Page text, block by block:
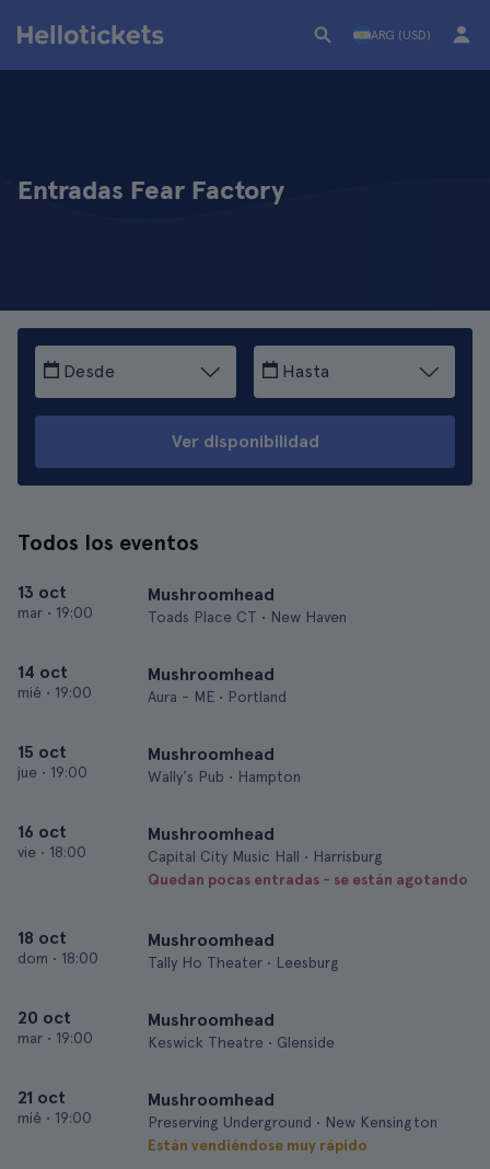
ARG (USD)
Entradas Fear Factory
Desde Hasta
Ver disponibilidad
Todos los eventos
13 oct
mar • 19:00
Mushroomhead
Toads Place CT • New Haven
14 oct
mié • 19:00
Mushroomhead
Aura - ME • Portland
15 oct
jue • 19:00
Mushroomhead
Wally's Pub • Hampton
16 oct
vie • 18:00
Mushroomhead
Capital City Music Hall • Harrisburg
Quedan pocas entradas - se están agotando
18 oct
dom • 18:00
Mushroomhead
Tally Ho Theater • Leesburg
20 oct
mar • 19:00
Mushroomhead
Keswick Theatre • Glenside
21 oct
mié • 19:00
Mushroomhead
Preserving Underground • New Kensington
Están vendiéndose muy rápido